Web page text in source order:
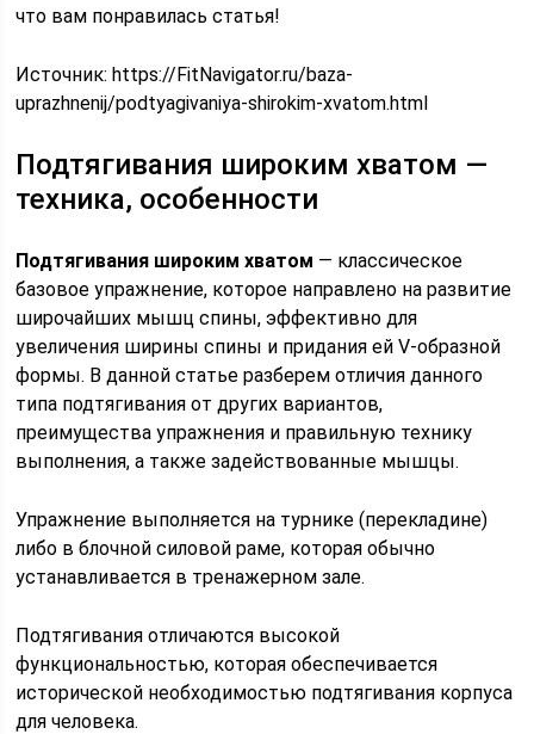
что вам понравилась статья!
Источник:https://FitNavigator.ru/baza-
uprazhnenij/podtyagivaniya-shirokim-xvatom.html
Подтягивания широким хватом —
техника, особенности
Подтягивания широким хватом — классическое
базовое упражнение, которое направлено на развитие
широчайших мышц спины, эффективно для
увеличения ширины спины и придания ей V-образной
формы. В данной статье разберем отличия данного
типа подтягивания от других вариантов,
преимущества упражнения и правильную технику
выполнения, а также задействованные мышцы.
Упражнение выполняется на турнике (перекладине)
либо в блочной силовой раме, которая обычно
устанавливается в тренажерном зале.
Подтягивания отличаются высокой
функциональностью, которая обеспечивается
исторической необходимостью подтягивания корпуса
для человека.